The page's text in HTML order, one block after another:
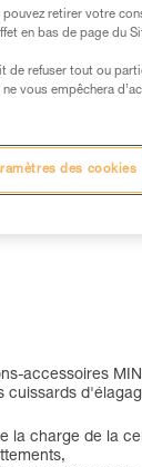
accessoires
cuissards
la charge de la
pouvez retirer votre
en bas de page du
de refuser tout ou
ne vous empêchera
des cookies